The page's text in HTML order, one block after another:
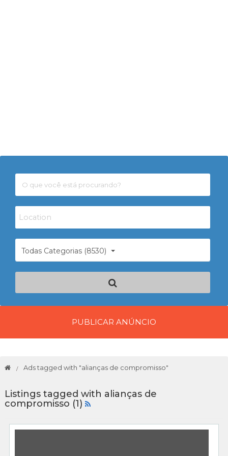
Todas Categorias (8530)
PUBLICAR ANÚNCIO
Ads tagged with "alianças de compromisso"
Listings tagged with alianças de
compromisso (1)